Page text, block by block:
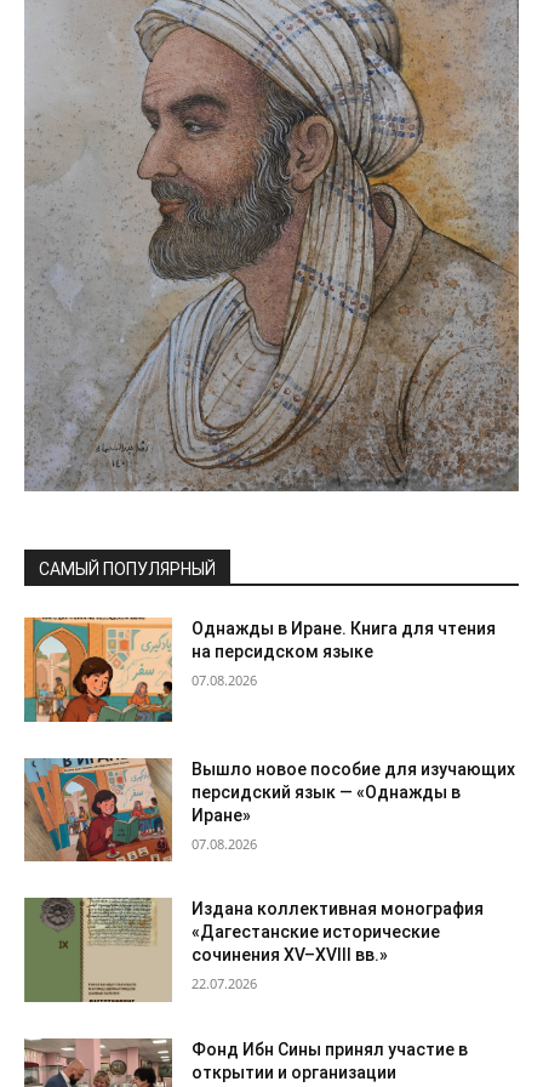
САМЫЙ ПОПУЛЯРНЫЙ
Однажды в Иране. Книга для чтения
на персидском языке
07.08.2026
Вышло новое пособие для изучающих
персидский язык — «Однажды в
Иране»
07.08.2026
Издана коллективная монография
«Дагестанские исторические
сочинения XV–XVIII вв.»
22.07.2026
Фонд Ибн Сины принял участие в
открытии и организации